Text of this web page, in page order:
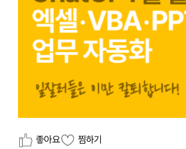
좋아요 찜하기